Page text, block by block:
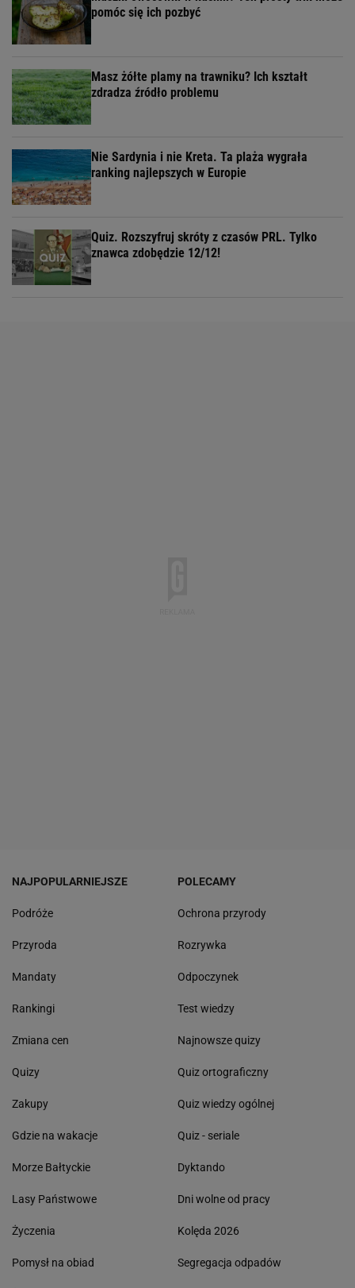
pomóc się ich pozbyć
Masz żółte plamy na trawniku? Ich kształt
zdradza źródło problemu
Nie Sardynia i nie Kreta. Ta plaża wygrała
ranking najlepszych w Europie
Quiz. Rozszyfruj skróty z czasów PRL. Tylko
znawca zdobędzie 12/12!
NAJPOPULARNIEJSZE
Podróże
Przyroda
Mandaty
Rankingi
Zmiana cen
Quizy
Zakupy
Gdzie na wakacje
Morze Bałtyckie
Lasy Państwowe
Życzenia
Pomysł na obiad
POLECAMY
Ochrona przyrody
Rozrywka
Odpoczynek
Test wiedzy
Najnowsze quizy
Quiz ortograficzny
Quiz wiedzy ogólnej
Quiz - seriale
Dyktando
Dni wolne od pracy
Kolęda 2026
Segregacja odpadów